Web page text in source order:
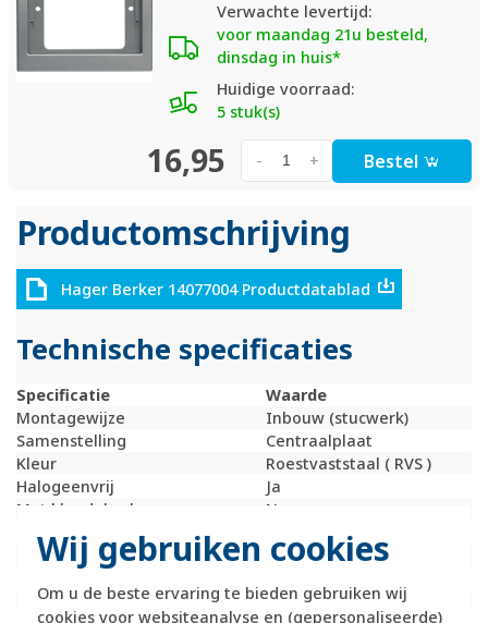
Wij gebruiken cookies
Om u de beste ervaring te bieden gebruiken wij
cookies voor websiteanalyse en (gepersonaliseerde)
Verwachte levertijd:
voor maandag 21u besteld,
dinsdag in huis*
Huidige voorraad:
5 stuk(s)
16,95 +
- Bestel
Productomschrijving
Hager Berker 14077004 Productdatablad
Technische specificaties
Specificatie
Waarde
Montagewijze
Inbouw (stucwerk)
Samenstelling
Centraalplaat
Kleur
Roestvaststaal ( RVS )
Halogeenvrij
Ja
Met klapdeksel
Nee
Gebruik
UAE / IAE
Oppervlaktebescherming
Overig
Met trekontlasting
Nee